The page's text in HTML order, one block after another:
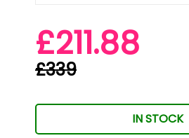
£211.88
£339
IN STOCK